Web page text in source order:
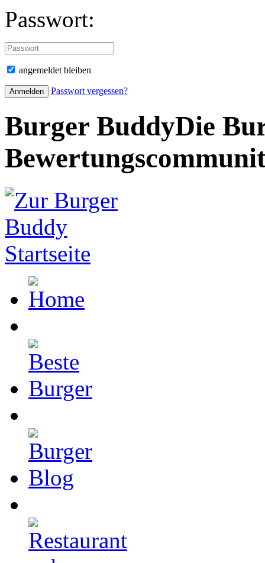
Passwort:
angemeldet bleiben
Passwort vergessen?
Burger BuddyDie